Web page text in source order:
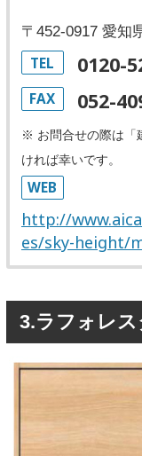
〒452-0917 愛知
TEL 0120-
FAX 052-
※ お問合せの際は「
ければ幸いです。
WEB
http://
es/sky-height/
3.ラフォレ